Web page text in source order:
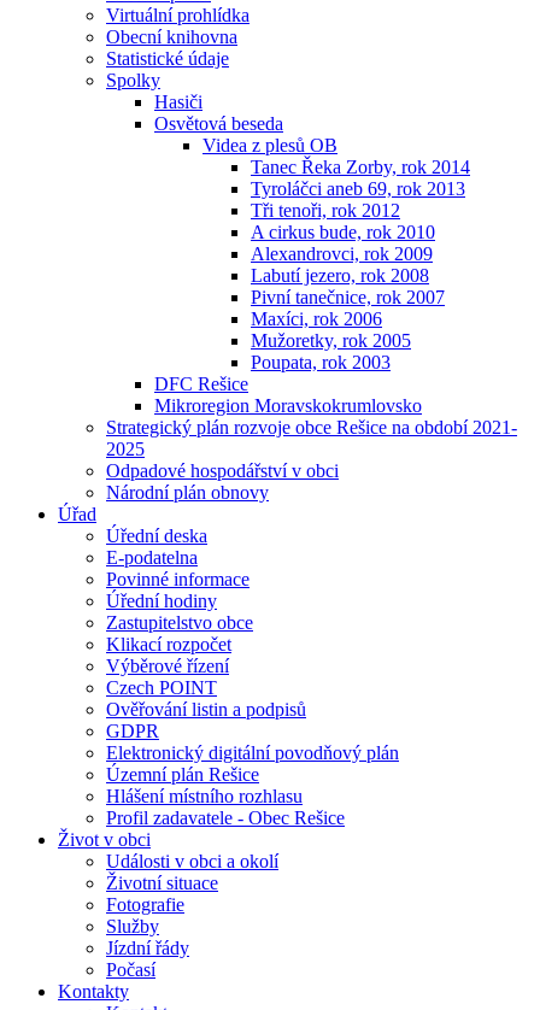
Virtuální prohlídka
Obecní knihovna
Statistické údaje
Spolky
Hasiči
Osvětová beseda
Videa z plesů OB
Tanec Řeka Zorby, rok 2014
Tyroláčci aneb 69, rok 2013
Tři tenoři, rok 2012
A cirkus bude, rok 2010
Alexandrovci, rok 2009
Labutí jezero, rok 2008
Pivní tanečnice, rok 2007
Maxíci, rok 2006
Mužoretky, rok 2005
Poupata, rok 2003
DFC Rešice
Mikroregion Moravskokrumlovsko
Strategický plán rozvoje obce Rešice na období 2021-
2025
Odpadové hospodářství v obci
Národní plán obnovy
Úřad
Úřední deska
E-podatelna
Povinné informace
Úřední hodiny
Zastupitelstvo obce
Klikací rozpočet
Výběrové řízení
Czech POINT
Ověřování listin a podpisů
GDPR
Elektronický digitální povodňový plán
Územní plán Rešice
Hlášení místního rozhlasu
Profil zadavatele - Obec Rešice
Život v obci
Události v obci a okolí
Životní situace
Fotografie
Služby
Jízdní řády
Počasí
Kontakty